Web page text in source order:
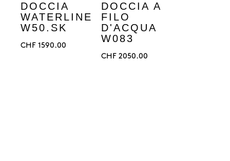
DOCCIA
WATERLINE
W50.SK
CHF 1590.00
DOCCIA A
FILO
D'ACQUA
W083
CHF 2050.00